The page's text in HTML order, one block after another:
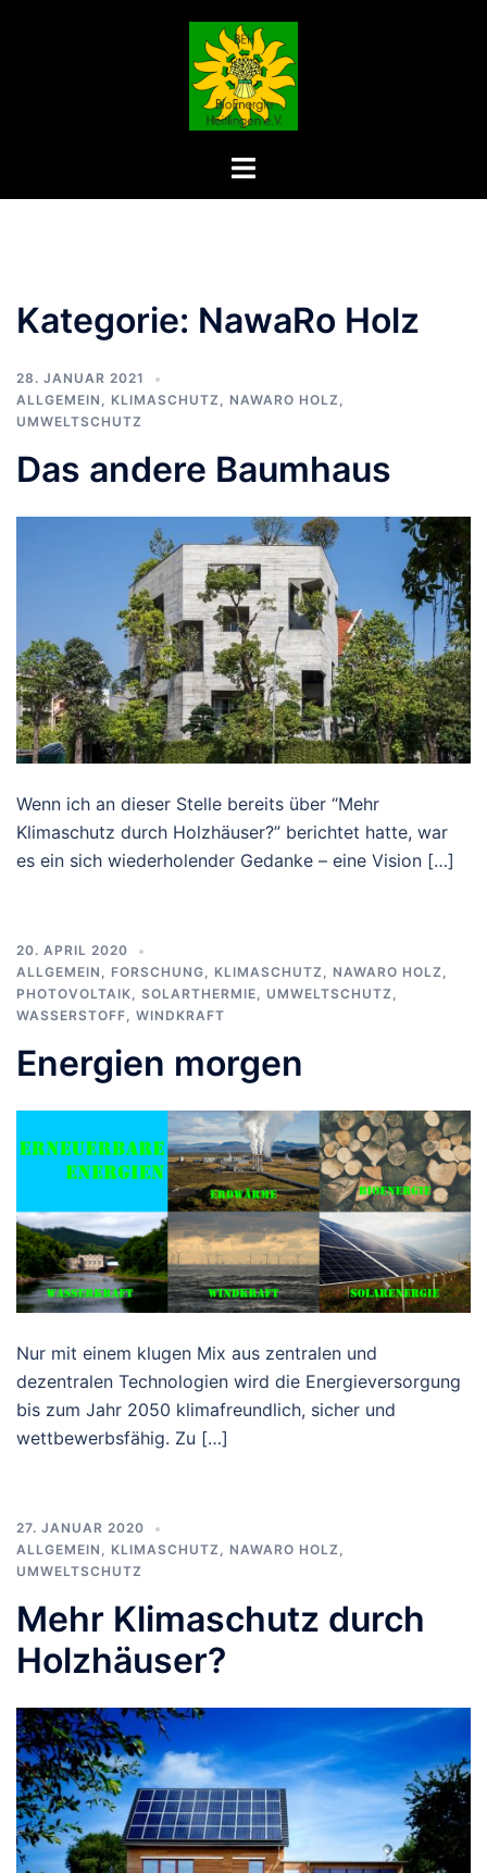
Menü
Kategorie: NawaRo Holz
28. JANUAR 2021
ALLGEMEIN , KLIMASCHUTZ , NAWARO HOLZ ,
UMWELTSCHUTZ
Das andere Baumhaus
Wenn ich an dieser Stelle bereits über “Mehr
Klimaschutz durch Holzhäuser?” berichtet hatte, war
es ein sich wiederholender Gedanke – eine Vision […]
20. APRIL 2020
ALLGEMEIN , FORSCHUNG, KLIMASCHUTZ , NAWARO HOLZ ,
PHOTOVOLTAIK, SOLARTHERMIE, UMWELTSCHUTZ ,
WASSERSTOFF, WINDKRAFT
Energien morgen
Nur mit einem klugen Mix aus zentralen und
dezentralen Technologien wird die Energieversorgung
bis zum Jahr 2050 klimafreundlich, sicher und
wettbewerbsfähig. Zu […]
27. JANUAR 2020
ALLGEMEIN
KLIMASCHUTZ NAWARO HOLZ
UMWELTSCHUTZ
Mehr Klimaschutz durch
Holzhäuser?